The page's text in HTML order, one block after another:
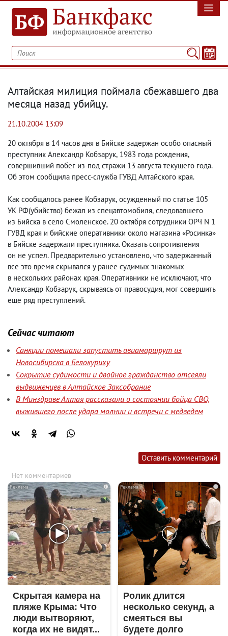
Алтайская милиция поймала сбежавшего два
месяца назад убийцу.
21.10.2004 13:09
20 октября в 14 часов дня в Бийске задержан особо опасный
преступник Александр Кобзарук, 1983 года рождения,
совершивший побег из-под стражи 13 августа текущего года.
Об этом сообщила пресс-служба ГУВД Алтайского края.
Как сообщалось ранее Кобзарук, осужденный по статье 105
УК РФ(убийство) бежал из спецавтомобиля, следовавшего
из Бийска в село Смоленское. 20 октября сотрудники ОРЧ N 1
ГУВД края и бийские оперативники около магазина «Росинка»
в Бийске задержали преступника. Оказать сопротивления
он не успел. Предварительно установлено, что задержанный
все это время скрывался у ранее судимых знакомых
в нескольких районах края. Оперативники не исключают, что
Александр Кобзарук, скрываясь от правосудия, мог совершить
еще ряд преступлений.
Сейчас читают
Санкции помешали запустить авиамаршрут из
Новосибирска в Белокуриху
Сокрытие судимости и двойное гражданство отсеяли
выдвиженцев в Алтайское Заксобрание
В Минздраве Алтая рассказали о состоянии бойца СВО,
выжившего после удара молнии и встречи с медведем
Оставить комментарий
Нет комментариев
i
Скрытая камера на
пляже Крыма: Что
люди вытворяют,
когда их не видят...
i
Ролик длится
несколько секунд, а
смеяться вы
будете долго